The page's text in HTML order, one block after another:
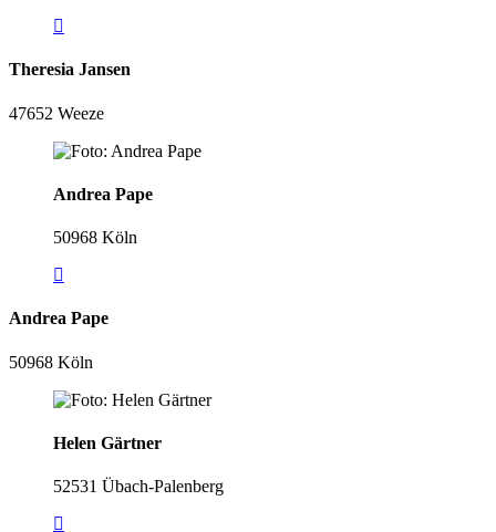
Theresia Jansen
47652 Weeze
Andrea Pape
50968 Köln
Andrea Pape
50968 Köln
Helen Gärtner
52531 Übach-Palenberg